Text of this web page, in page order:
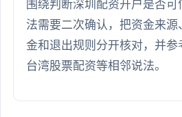
围绕判断深圳配资开户是否
法需要二次确认，把资金来源
金和退出规则分开核对，并参
台湾股票配资等相邻说法。